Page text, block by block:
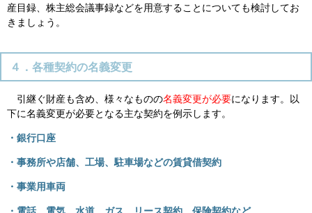
産目録、株主総会議事録などを用意することについても検討してお
きましょう。
４．各種契約の名義変更
引継ぐ財産も含め、様々なものの名義変更が必要になります。以
下に名義変更が必要となる主な契約を例示します。
・銀行口座
・事務所や店舗、工場、駐車場などの賃貸借契約
・事業用車両